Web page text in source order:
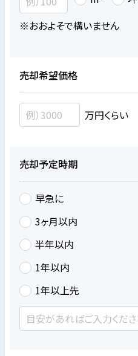
※おおよそで構いません
売却希望価格
万円くらい
売却予定時期
早急に
3ヶ月以内
半年以内
1年以内
1年以上先